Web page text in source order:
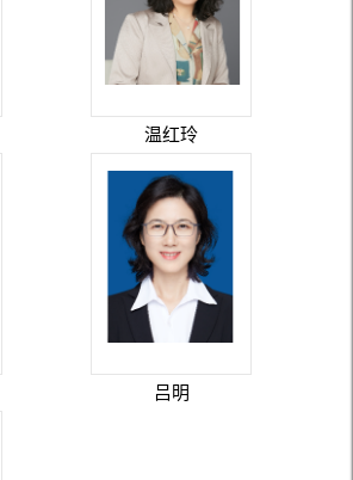
温红玲
吕明